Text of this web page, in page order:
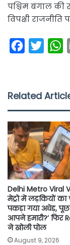
पश्चिम बंगाल की
विपक्षी
e
o
o
k
t
e
r
t
A
p
p
Related
Delhi Metro Viral
मेट्रो में लड़कियों का
पकड़ा गया अधेड़,
आपने हमारी?’ फिर
ने खोली पोल
August 9, 2026